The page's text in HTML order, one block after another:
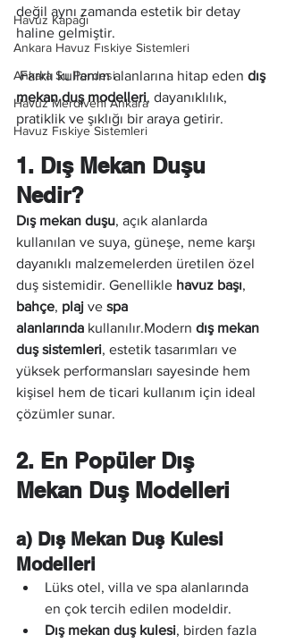
Havuz Kapağı
Ankara Havuz Fıskiye Sistemleri
Ankara Su Perdesi
Havuz Merdiveni Ankara
Havuz Fıskiye Sistemleri
değil aynı zamanda estetik bir detay
haline gelmiştir.
Farklı kullanım alanlarına hitap eden dış
mekan duş modelleri, dayanıklılık,
pratiklik ve şıklığı bir araya getirir.
1. Dış Mekan Duşu
Nedir?
Dış mekan duşu, açık alanlarda
kullanılan ve suya, güneşe, neme karşı
dayanıklı malzemelerden üretilen özel
duş sistemidir. Genellikle havuz başı,
bahçe, plaj ve spa
alanlarında kullanılır.Modern dış mekan
duş sistemleri, estetik tasarımları ve
yüksek performansları sayesinde hem
kişisel hem de ticari kullanım için ideal
çözümler sunar.
2. En Popüler Dış
Mekan Duş Modelleri
a) Dış Mekan Duş Kulesi
Modelleri
Lüks otel, villa ve spa alanlarında
en çok tercih edilen modeldir.
Dış mekan duş kulesi, birden fazla